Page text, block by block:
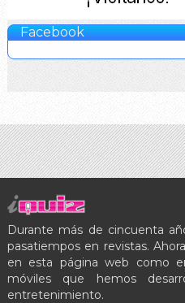
Facebook
Durante más de cincuenta
pasatiempos en revistas.
en esta página web como
móviles que hemos
entretenimiento.